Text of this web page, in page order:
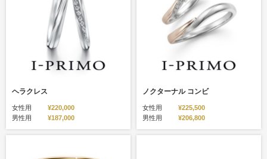
ヘラクレス
女性用
¥220,000
男性用
¥187,000
ノクターナル コンビ
女性用
¥225,500
男性用
¥206,800